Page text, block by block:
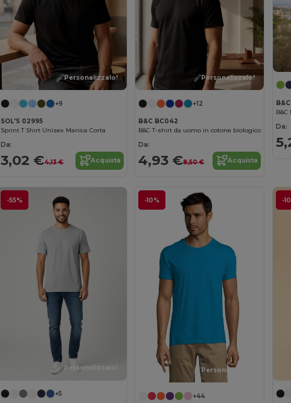
Personalizzalo!
+9
SOL'S 02995
Sprint T Shirt Unisex Manica Corta
Da:
3,02 €4,13 € Acquista
Personalizzalo!
+12
B&C BC042
B&C T-shirt da uomo in cotone biologico
Da:
4,93 €8,50 € Acquista
Da:
-55%
Personalizzalo!
+5
-10%
Personalizzalo!
+44
-